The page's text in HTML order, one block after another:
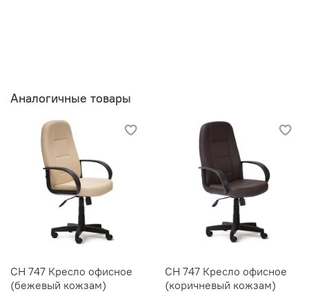
Аналогичные товары
СH 747 Кресло офисное
(бежевый кожзам)
СH 747 Кресло офисное
(коричневый кожзам)